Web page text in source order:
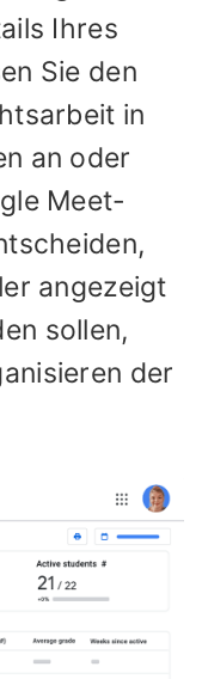
Ihres
Sie den
in
an oder
Meet-
angezeigt
sollen,
der